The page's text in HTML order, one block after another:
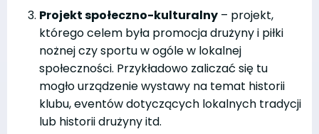
Projekt społeczno-kulturalny – projekt,
którego celem była promocja drużyny i piłki
nożnej czy sportu w ogóle w lokalnej
społeczności. Przykładowo zaliczać się tu
mogło urządzenie wystawy na temat historii
klubu, eventów dotyczących lokalnych tradycji
lub historii drużyny itd.